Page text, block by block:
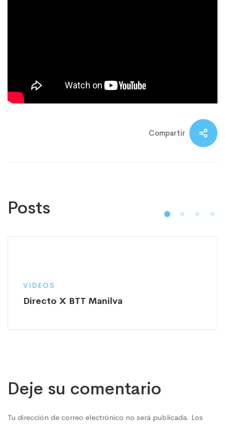
Compartir
Posts
VIDEOS
Directo X BTT Manilva
Deje su comentario
Tu dirección de correo electrónico no será publicada. Los